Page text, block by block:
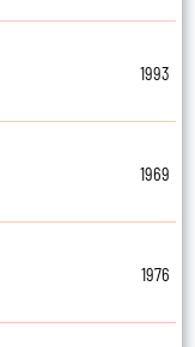
1993
1969
1976